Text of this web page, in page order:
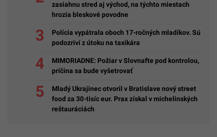
zasiahnu stred aj východ, na týchto miestach
hrozia bleskové povodne
Polícia vypátrala oboch 17-ročných mladíkov. Sú
podozriví z útoku na taxikára
MIMORIADNE: Požiar v Slovnafte pod kontrolou,
príčina sa bude vyšetrovať
Mladý Ukrajinec otvoril v Bratislave nový street
food za 30-tisíc eur. Prax získal v michelinských
reštauráciách